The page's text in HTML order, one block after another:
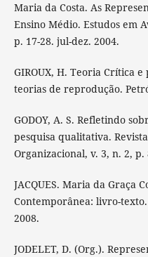
Maria da Costa. As
Ensino Médio. Estudos em
p. 17-28. jul-dez. 2004.
GIROUX, H. Teoria Crítica
teorias de reprodução.
GODOY, A. S. Refletindo
pesquisa qualitativa.
Organizacional, v. 3, n. 2, p.
JACQUES. Maria da Graça
Contemporânea: livro-texto.
2008.
JODELET, D. (Org.).